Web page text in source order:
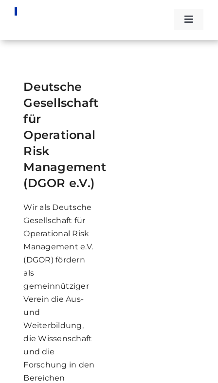
Zum
Toggle
Die
Deutsche
Gesellschaft
für
Operational
Risk
Management
(DGOR e.V.)
Wir als Deutsche
Gesellschaft für
Operational Risk
Management e.V.
(DGOR) fördern
als
gemeinnütziger
Verein die Aus-
und
Weiterbildung,
die Wissenschaft
und die
Forschung in den
Bereichen